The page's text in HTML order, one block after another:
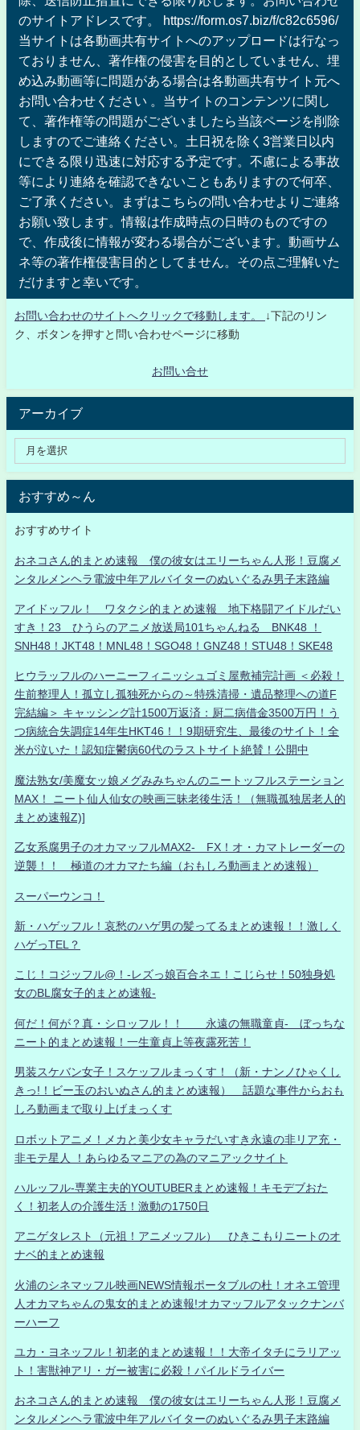
のサイトアドレスです。 https://form.os7.biz/f/c82c6596/
当サイトは各動画共有サイトへのアップロードは行なっ
ておりません、著作権の侵害を目的としていません、埋
め込み動画等に問題がある場合は各動画共有サイト元へ
お問い合わせください 。当サイトのコンテンツに関し
て、著作権等の問題がございましたら当該ページを削除
しますのでご連絡ください。土日祝を除く3営業日以内
にできる限り迅速に対応する予定です。不慮による事故
等により連絡を確認できないこともありますので何卒、
ご了承ください。まずはこちらの問い合わせよりご連絡
お願い致します。情報は作成時点の日時のものですの
で、作成後に情報が変わる場合がございます。動画サム
ネ等の著作権侵害目的としてません。その点ご理解いた
だけますと幸いです。
お問い合わせのサイトへクリックで移動します。
↓下記のリン
ク、ボタンを押すと問い合わせページに移動
お問い合せ
アーカイブ
おすすめ～ん
おすすめサイト
おネコさん的まとめ速報 僕の彼女はエリーちゃん人形！豆腐メ
ンタルメンヘラ電波中年アルバイターのぬいぐるみ男子末路編
アイドッフル！ ワタクシ的まとめ速報 地下格闘アイドルだい
すき！23 ひうらのアニメ放送局101ちゃんねる BNK48 ！
SNH48！JKT48！MNL48！SGO48！GNZ48！STU48！SKE48
ヒウラッフルのハーニーフィニッシュゴミ屋敷補完計画 ＜必殺！
生前整理人！孤立し孤独死からの～特殊清掃・遺品整理への道F
完結編＞ キャッシング計1500万返済：厨二病借金3500万円！う
つ病統合失調症14年生HKT46！！9期研究生、最後のサイト！全
米が泣いた！認知症鬱病60代のラストサイト絶賛！公開中
魔法熟女/美魔女ッ娘メグみみちゃんのニートッフルステーション
MAX！ ニート仙人仙女の映画三昧老後生活！（無職孤独居老人的
まとめ速報Z)]
乙女系腐男子のオカマッフルMAX2- FX！オ・カマトレーダーの
逆襲！！ 極道のオカマたち編（おもしろ動画まとめ速報）
スーパーウンコ！
新・ハゲッフル！哀愁のハゲ男の髪ってるまとめ速報！！激しく
ハゲっTEL？
こじ！コジッフル@！-レズっ娘百合ネエ！こじらせ！50独身処
女のBL腐女子的まとめ速報-
何だ！何が？真・シロッフル！！ 永遠の無職童貞- ぼっちな
ニート的まとめ速報！一生童貞上等夜露死苦！
男装スケバン女子！スケッフルまっくす！（新・ナンノひゃくし
きっ!！ビー玉のおいぬさん的まとめ速報） 話題な事件からおも
しろ動画まで取り上げまっくす
ロボットアニメ！メカと美少女キャラだいすき永遠の非リア充・
非モテ星人 ！あらゆるマニアの為のマニアックサイト
ハルッフル-専業主夫的YOUTUBERまとめ速報！キモデブおた
く！初老人の介護生活！激動の1750日
アニゲタレスト（元祖！アニメッフル） ひきこもりニートのオ
ナベ的まとめ速報
火浦のシネマッフル映画NEWS情報ポータブルの杜！オネエ管理
人オカマちゃんの鬼女的まとめ速報!オカマッフルアタックナンバ
ーハーフ
ユカ・ヨネッフル！初老的まとめ速報！！大帝イタチにラリアッ
ト！害獣神アリ・ガー被害に必殺！パイルドライバー
おネコさん的まとめ速報 僕の彼女はエリーちゃん人形！豆腐メ
ンタルメンヘラ電波中年アルバイターのぬいぐるみ男子末路編